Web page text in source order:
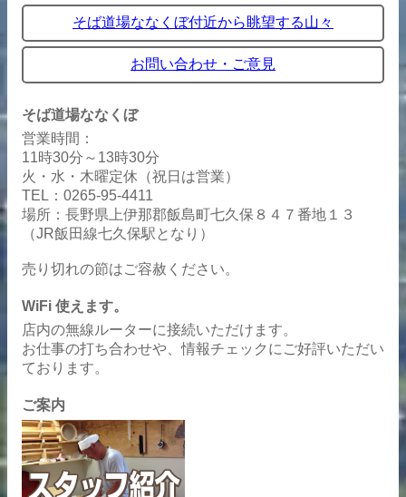
そば道場ななくぼ付近から眺望する山々
お問い合わせ・ご意見
そば道場ななくぼ
営業時間：
11時30分～13時30分
火・水・木曜定休（祝日は営業）
TEL：0265-95-4411
場所：長野県上伊那郡飯島町七久保８４７番地１３
（JR飯田線七久保駅となり）
売り切れの節はご容赦ください。
WiFi 使えます。
店内の無線ルーターに接続いただけます。
お仕事の打ち合わせや、情報チェックにご好評いただい
ております。
ご案内